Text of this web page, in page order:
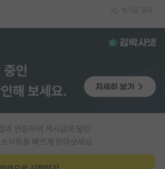
과 연동하여 게시글에 달린
식등을 빠르게 받아보세요